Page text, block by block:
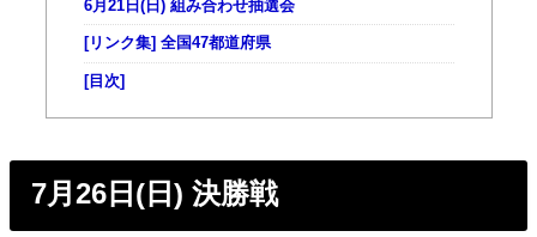
6月21日(日) 組み合わせ抽選会
[リンク集] 全国47都道府県
[目次]
7月26日(日) 決勝戦